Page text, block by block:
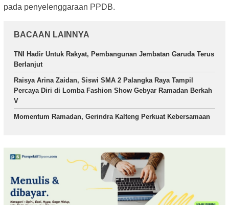
pada penyelenggaraan PPDB.
BACAAN LAINNYA
TNI Hadir Untuk Rakyat, Pembangunan Jembatan Garuda Terus
Berlanjut
Raisya Arina Zaidan, Siswi SMA 2 Palangka Raya Tampil
Percaya Diri di Lomba Fashion Show Gebyar Ramadan Berkah
V
Momentum Ramadan, Gerindra Kalteng Perkuat Kebersamaan